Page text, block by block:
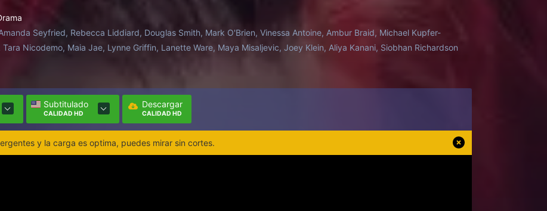
Seyfried, Rebecca Liddiard, Douglas Smith, Mark O'Brien, Vinessa Antoine, Ambur Braid, Michael Kupfer-
Tara Nicodemo, Maia Jae, Lynne Griffin, Lanette Ware, Maya Misaljevic, Joey Klein, Aliya Kanani, Siobhan Richardson
Subtitulado
CALIDAD HD
Descargar
CALIDAD HD
y la carga es optima, puedes mirar sin cortes.